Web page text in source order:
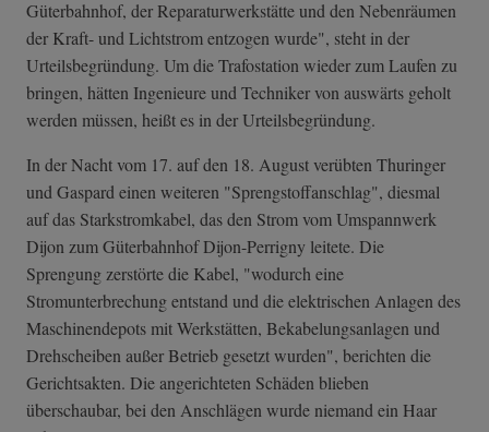
Güterbahnhof, der Reparaturwerkstätte und den Nebenräumen
der Kraft- und Lichtstrom entzogen wurde", steht in der
Urteilsbegründung. Um die Trafostation wieder zum Laufen zu
bringen, hätten Ingenieure und Techniker von auswärts geholt
werden müssen, heißt es in der Urteilsbegründung.
In der Nacht vom 17. auf den 18. August verübten Thuringer
und Gaspard einen weiteren "Sprengstoffanschlag", diesmal
auf das Starkstromkabel, das den Strom vom Umspannwerk
Dijon zum Güterbahnhof Dijon-Perrigny leitete. Die
Sprengung zerstörte die Kabel, "wodurch eine
Stromunterbrechung entstand und die elektrischen Anlagen des
Maschinendepots mit Werkstätten, Bekabelungsanlagen und
Drehscheiben außer Betrieb gesetzt wurden", berichten die
Gerichtsakten. Die angerichteten Schäden blieben
überschaubar, bei den Anschlägen wurde niemand ein Haar